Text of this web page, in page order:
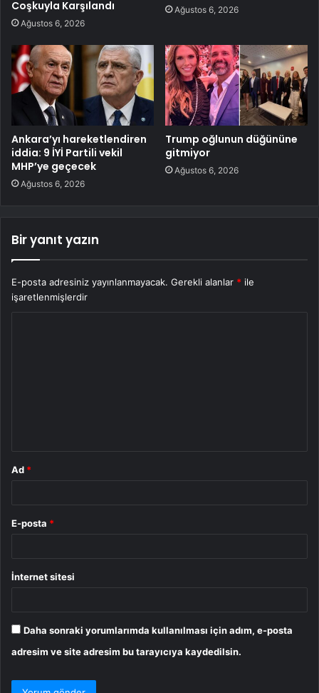
Coşkuyla Karşılandı
Ağustos 6, 2026
Ağustos 6, 2026
Ankara’yı hareketlendiren
iddia: 9 İYİ Partili vekil
MHP’ye geçecek
Ağustos 6, 2026
Trump oğlunun düğününe
gitmiyor
Ağustos 6, 2026
Bir yanıt yazın
E-posta adresiniz yayınlanmayacak. Gerekli alanlar * ile
işaretlenmişlerdir
Ad *
E-posta *
İnternet sitesi
Daha sonraki yorumlarımda kullanılması için adım, e-posta
adresim ve site adresim bu tarayıcıya kaydedilsin.